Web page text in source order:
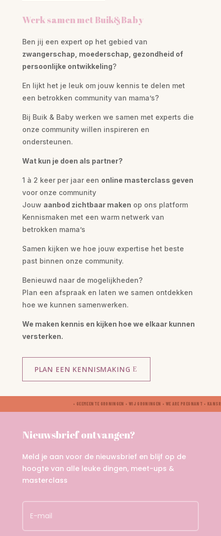
Werk samen met Buik&Baby
Ben jij een expert op het gebied van
zwangerschap, moederschap, gezondheid of
persoonlijke ontwikkeling?
En lijkt het je leuk om jouw kennis te delen met
een betrokken community van mama’s?
Bij Buik & Baby werken we samen met experts die
onze community willen inspireren en
ondersteunen.
Wat kun je doen als partner?
1 à 2 keer per jaar een online masterclass geven
voor onze community
Jouw aanbod zichtbaar maken op ons platform
Kennismaken met een warm netwerk van
betrokken mama’s
Samen kijken we hoe jouw expertise het beste
past binnen onze community.
Benieuwd naar de mogelijkheden?
Plan een afspraak en laten we samen ontdekken
hoe we kunnen samenwerken.
We maken kennis en kijken hoe we elkaar kunnen
versterken.
PLAN EEN KENNISMAKING
• GEEMEENTE GRONINGEN • WIJ GRONINGEN • WE ARE PREGNANT •
Nieuwsbrief ontvangen?
Meld je aan voor de nieuwsbrief en blijf op de
hoogte van alle leuke dingen, meet-ups &
masterclass